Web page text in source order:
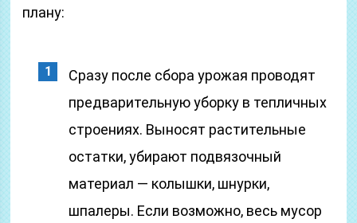
плану:
Сразу после сбора урожая проводят
предварительную уборку в тепличных
строениях. Выносят растительные
остатки, убирают подвязочный
материал — колышки, шнурки,
шпалеры. Если возможно, весь мусор